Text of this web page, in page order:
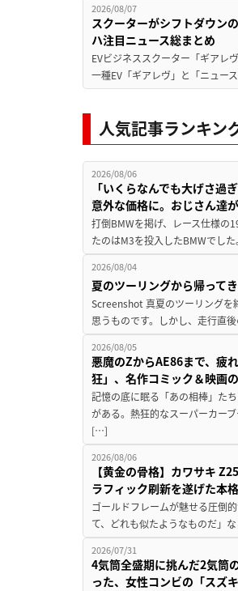
2026/08/07
スクーターがシフトダウン
ハ注目ニュース総まとめ
EVビジネススクーター「ギアレ
一種EV「ギアレヴ」と「ニュー
人気記事ランキン
2026/08/06
「いくらなんでも大げさ
意外な価格に。おじさん達
打倒BMWを掲げ、レース仕様の
たのはM3を投入したBMWでし
2026/08/04
夏のツーリングから帰って
Screenshot 真夏のツーリングを
思うものです。しかし、走行直
2026/08/05
悪魔のZからAE86まで、疲
狂」、名作コミック＆映画
記憶の底に眠る「あの相棒」た
がある。熱狂的なスーパーカー
[…]
2026/08/06
【黄金の骨格】カワサキ
ラフィック刷新を遂げた本
ゴールドフレームが魅せる圧倒
て、どれも似たようなものだ」
2026/07/31
4気筒全盛期に挑んだ2気筒
った、女性コンビの「スズ